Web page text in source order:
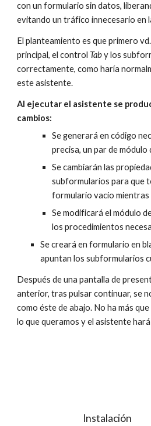
con un formulario sin datos,
evitando un tráfico innecesario en
El planteamiento es que primero
principal, el control Tab y los
correctamente, como haría
este asistente.
Al ejecutar el asistente se
cambios:
Se generará en código
precisa, un par de módulo
Se cambiarán las
subformularios para que
formulario vacio mientras
Se modificará el módulo
los procedimientos
Se creará en formulario en
apuntan los subformularios
Después de una pantalla de
anterior, tras pulsar continuar, se
como éste de abajo. No ha más
lo que queramos y el asistente
Instalación